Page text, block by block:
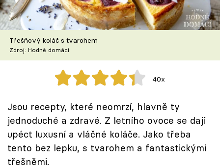
TV Program
Škola vaření
Recepty z TV
Speciál: Cuketa
Těhotnej kuchař
Sledujte prima+
Přihlášení
Třešňový koláč s tvarohem
Zdroj: Hodně domácí
40x
Jsou recepty, které neomrzí, hlavně ty
jednoduché a zdravé. Z letního ovoce se dají
upéct luxusní a vláčné koláče. Jako třeba
tento bez lepku, s tvarohem a fantastickými
třešněmi.